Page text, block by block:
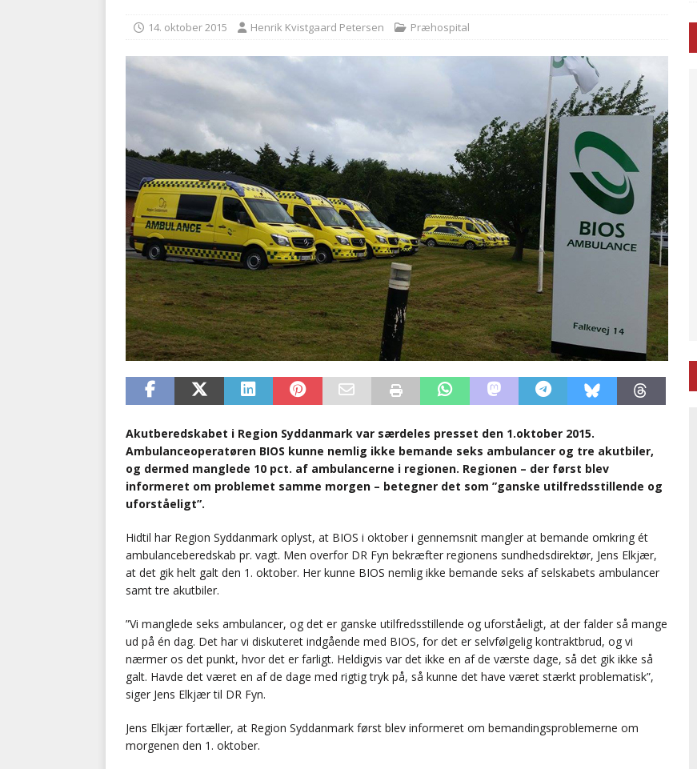
BRANDVÆSEN
14. oktober 2015 Henrik Kvistgaard Petersen Præhospital
Akutberedskabet i Region Syddanmark var særdeles presset den 1.oktober 2015.
Ambulanceoperatøren BIOS kunne nemlig ikke bemande seks ambulancer og tre akutbiler,
og dermed manglede 10 pct. af ambulancerne i regionen. Regionen – der først blev
informeret om problemet samme morgen – betegner det som ”ganske utilfredsstillende og
uforståeligt”.
Hidtil har Region Syddanmark oplyst, at BIOS i oktober i gennemsnit mangler at bemande omkring ét
ambulanceberedskab pr. vagt. Men overfor DR Fyn bekræfter regionens sundhedsdirektør, Jens Elkjær,
at det gik helt galt den 1. oktober. Her kunne BIOS nemlig ikke bemande seks af selskabets ambulancer
samt tre akutbiler.
”Vi manglede seks ambulancer, og det er ganske utilfredsstillende og uforståeligt, at der falder så mange
ud på én dag. Det har vi diskuteret indgående med BIOS, for det er selvfølgelig kontraktbrud, og vi
nærmer os det punkt, hvor det er farligt. Heldigvis var det ikke en af de værste dage, så det gik ikke så
galt. Havde det været en af de dage med rigtig tryk på, så kunne det have været stærkt problematisk”,
siger Jens Elkjær til DR Fyn.
Jens Elkjær fortæller, at Region Syddanmark først blev informeret om bemandingsproblemerne om
morgenen den 1. oktober.